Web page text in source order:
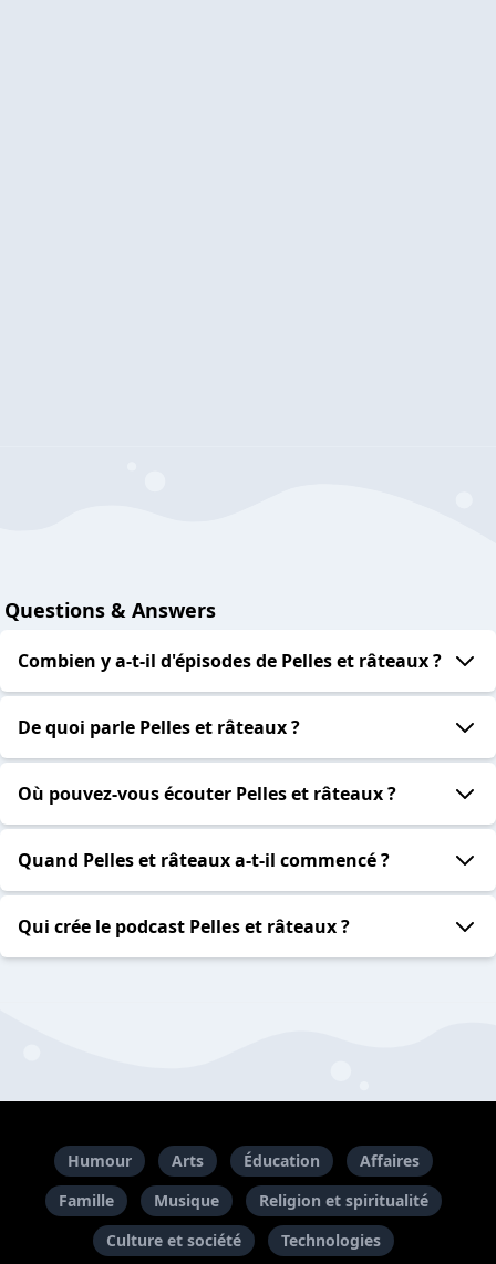
Questions & Answers
Combien y a-t-il d'épisodes de Pelles et râteaux ?
De quoi parle Pelles et râteaux ?
Où pouvez-vous écouter Pelles et râteaux ?
Quand Pelles et râteaux a-t-il commencé ?
Qui crée le podcast Pelles et râteaux ?
Humour Arts Éducation
Affaires
Famille
Musique
Religion et spiritualité
Culture et société
Technologies